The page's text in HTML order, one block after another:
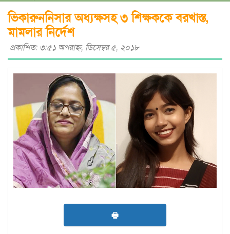
ভিকারুননিসার অধ্যক্ষসহ ৩ শিক্ষককে বরখাস্ত,
মামলার নির্দেশ
প্রকাশিত: ৩:৫১ অপরাহ্ণ, ডিসেম্বর ৫, ২০১৮
🖶